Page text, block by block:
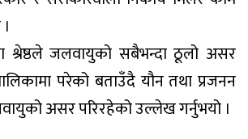
श्रेष्ठले जलवायुको सबैभन्दा ठूलो असर
परेको बताउँदै यौन तथा प्रजनन
असर परिरहेको उल्लेख गर्नुभयो ।